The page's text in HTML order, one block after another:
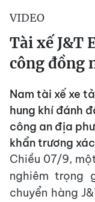
VIDEO
Tài xế J&T
công đồng
Nam tài xế xe
hung khí đánh
công an địa
khẩn trương
Chiều 07/9,
nghiêm trọng
chuyển hàng